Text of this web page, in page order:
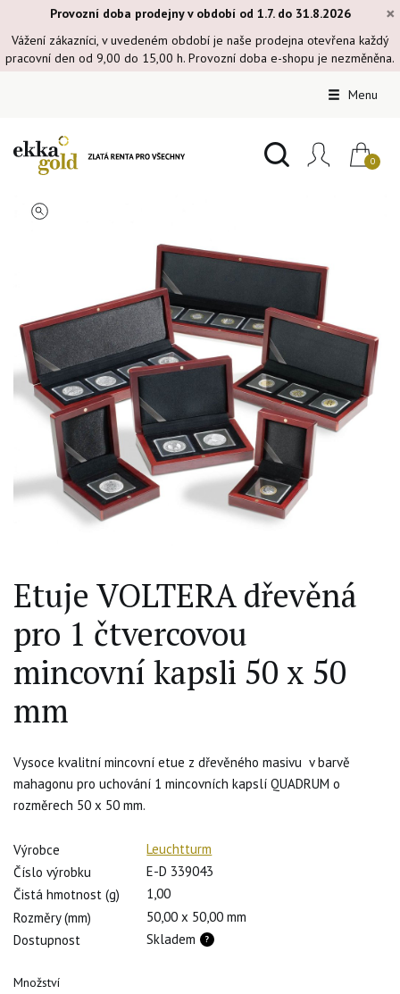
×
Provozní doba prodejny v období od 1.7. do 31.8.2026
Vážení zákazníci, v uvedeném období je naše prodejna otevřena každý
pracovní den od 9,00 do 15,00 h. Provozní doba e-shopu je nezměněna.
Menu
Etuje VOLTERA dřevěná
pro 1 čtvercovou
mincovní kapsli 50 x 50
mm
Vysoce kvalitní mincovní etue z dřevěného masivu v barvě
mahagonu pro uchování 1 mincovních kapslí QUADRUM o
rozměrech 50 x 50 mm.
Výrobce
Leuchtturm
Číslo výrobku
E-D 339043
Čistá hmotnost (g)
1,00
Rozměry (mm)
50,00 x 50,00 mm
Dostupnost
Skladem
Množství